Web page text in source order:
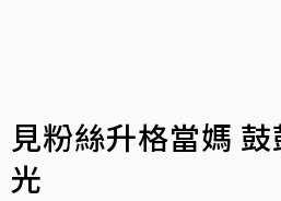
見粉絲升格當媽
光